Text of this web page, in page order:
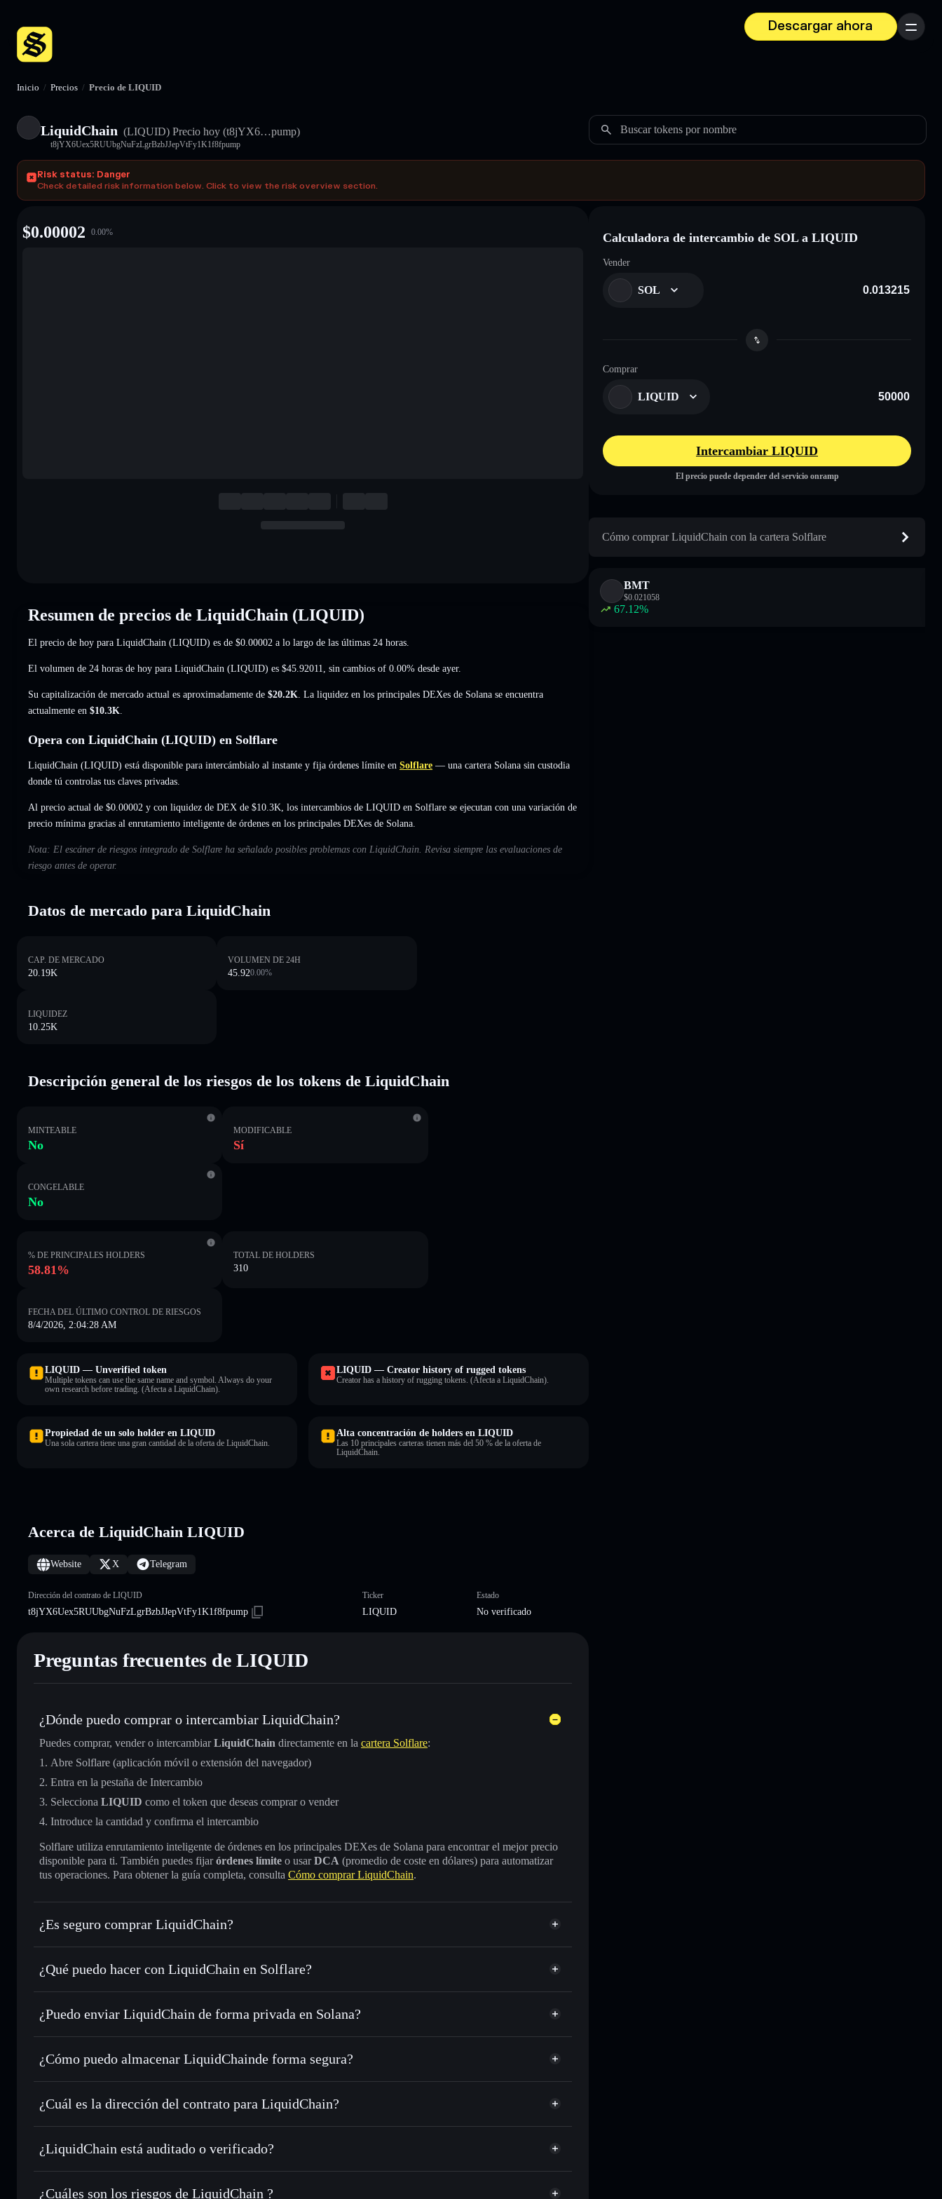
Descargar ahora
Menú
Inicio / Precios / Precio de LIQUID
LiquidChain (LIQUID) Precio hoy (t8jYX6…pump)
t8jYX6Uex5RUUbgNuFzLgrBzbJJepVtFy1K1f8fpump
Buscar tokens por nombre
Risk status: Danger
Check detailed risk information below. Click to view the risk overview section.
$0.00002 0.00%
Resumen de precios de LiquidChain (LIQUID)
El precio de hoy para LiquidChain (LIQUID) es de $0.00002 a lo largo de las últimas 24 horas.
El volumen de 24 horas de hoy para LiquidChain (LIQUID) es $45.92011 sin cambios of 0.00% desde ayer.
Su capitalización de mercado actual es aproximadamente de $20.2K . La liquidez en los principales DEXes de Solana se encuentra
actualmente en $10.3K
Opera con LiquidChain (LIQUID) en Solflare
LiquidChain (LIQUID) está disponible para intercámbialo al instante y fija órdenes límite en Solflare — una cartera Solana sin custodia
donde tú controlas tus claves privadas.
Al precio actual de $0.00002 y con liquidez de DEX de $10.3K, los intercambios de LIQUID en Solflare se ejecutan con una variación de
precio mínima gracias al enrutamiento inteligente de órdenes en los principales DEXes de Solana.
Nota: El escáner de riesgos integrado de Solflare ha señalado posibles problemas con LiquidChain. Revisa siempre las evaluaciones de
riesgo antes de operar.
Datos de mercado para LiquidChain
CAP. DE MERCADO
20.19K
VOLUMEN DE 24H
45.920.00%
LIQUIDEZ
10.25K
Descripción general de los riesgos de los tokens de LiquidChain
MINTEABLE
No
MODIFICABLE
Sí
CONGELABLE
No
% DE PRINCIPALES HOLDERS
58.81%
TOTAL DE HOLDERS
310
FECHA DEL ÚLTIMO CONTROL DE RIESGOS
8/4/2026, 2:04:28 AM
LIQUID — Unverified token
Multiple tokens can use the same name and symbol. Always do your
own research before trading. (Afecta a LiquidChain).
LIQUID — Creator history of rugged tokens
Creator has a history of rugging tokens. (Afecta a LiquidChain).
Propiedad de un solo holder en LIQUID
Una sola cartera tiene una gran cantidad de la oferta de LiquidChain.
Alta concentración de holders en LIQUID
Las 10 principales carteras tienen más del 50 % de la oferta de
LiquidChain.
Acerca de LiquidChain LIQUID
Website X Telegram
Dirección del contrato de LIQUID
t8jYX6Uex5RUUbgNuFzLgrBzbJJepVtFy1K1f8fpump
Ticker
LIQUID
Estado
No verificado
Preguntas frecuentes de LIQUID
¿Dónde puedo comprar o intercambiar LiquidChain?
Puedes comprar, vender o intercambiarLiquidChain directamente en la cartera Solflare:
Abre Solflare (aplicación móvil o extensión del navegador)
Entra en la pestaña de Intercambio
Selecciona LIQUID como el token que deseas comprar o vender
Introduce la cantidad y confirma el intercambio
Solflare utiliza enrutamiento inteligente de órdenes en los principales DEXes de Solana para encontrar el mejor precio
disponible para ti. También puedes fijarórdenes límite o usarDCA (promedio de coste en dólares) para automatizar
tus operaciones. Para obtener la guía completa, consulta Cómo comprar LiquidChain.
¿Es seguro comprar LiquidChain?
LiquidChain no está verificado
¿Qué puedo hacer con LiquidChain en Solflare?
LiquidChain
cartera de Solflare
Intercambiar al instante: operar con LIQUID para SOL, USDC o miles de otros tokens de Solana con
Utilizar DCA: promedio de coste en dólares en LIQUID a lo largo del tiempo
Enviar de forma privada: transferir LIQUID sin vincular públicamente las carteras usando el agregador de
privacidad integrado de Solflare
Holdear de forma segura: almacenar LIQUID en una cartera sin custodia donde tú controla tus claves privadas
¿Puedo enviar LiquidChain de forma privada en Solana?
agregador de privacidad
¿Cómo puedo almacenar LiquidChainde forma segura?
LiquidChain cartera sin custodia Solflare
¿Cuál es la dirección del contrato para LiquidChain?
LiquidChain
t8jYX6Uex5RUUbgNuFzLgrBzbJJepVtFy1K1f8fpump
¿LiquidChain está auditado o verificado?
LiquidChain no está verificado actualmente
¿Cuáles son los riesgos de LiquidChain ?
Calculadora de intercambio de SOL a LIQUID
Vender
SOL
Comprar
LIQUID
Intercambiar LIQUID
El precio puede depender del servicio onramp
Cómo comprar LiquidChain con la cartera Solflare
BMT
$0.021058
67.12%